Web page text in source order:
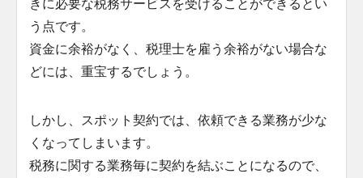
う点です。
資金に余裕がなく、税理士を雇う余裕がない場合な
どには、重宝するでしょう。
しかし、スポット契約では、依頼できる業務が少な
くなってしまいます。
税務に関する業務毎に契約を結ぶことになるので、